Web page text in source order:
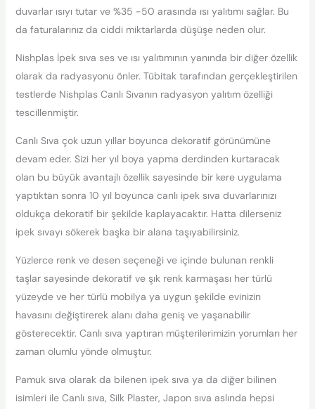
duvarlar ısıyı tutar ve %35 -50 arasında ısı yalıtımı sağlar. Bu
da faturalarınız da ciddi miktarlarda düşüşe neden olur.
Nishplas İpek sıva ses ve ısı yalıtımının yanında bir diğer özellik
olarak da radyasyonu önler. Tübitak tarafından gerçekleştirilen
testlerde Nishplas Canlı Sıvanın radyasyon yalıtım özelliği
tescillenmiştir.
Canlı Sıva çok uzun yıllar boyunca dekoratif görünümüne
devam eder. Sizi her yıl boya yapma derdinden kurtaracak
olan bu büyük avantajlı özellik sayesinde bir kere uygulama
yaptıktan sonra 10 yıl boyunca canlı ipek sıva duvarlarınızı
oldukça dekoratif bir şekilde kaplayacaktır. Hatta dilerseniz
ipek sıvayı sökerek başka bir alana taşıyabilirsiniz.
Yüzlerce renk ve desen seçeneği ve içinde bulunan renkli
taşlar sayesinde dekoratif ve şık renk karmaşası her türlü
yüzeyde ve her türlü mobilya ya uygun şekilde evinizin
havasını değiştirerek alanı daha geniş ve yaşanabilir
gösterecektir. Canlı sıva yaptıran müşterilerimizin yorumları her
zaman olumlu yönde olmuştur.
Pamuk sıva olarak da bilenen ipek sıva ya da diğer bilinen
isimleri ile Canlı sıva, Silk Plaster, Japon sıva aslında hepsi